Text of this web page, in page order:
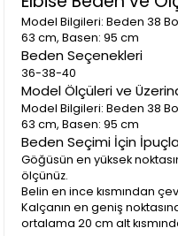
Model Bilgileri: Beden 38
63 cm, Basen: 95 cm
Beden Seçenekleri
36-38-40
Model Ölçüleri ve
Model Bilgileri: Beden 38
63 cm, Basen: 95 cm
Beden Seçimi İçin
Göğüsün en yüksek
ölçünüz.
Belin en ince kısmından
Kalçanın en geniş
ortalama 20 cm alt